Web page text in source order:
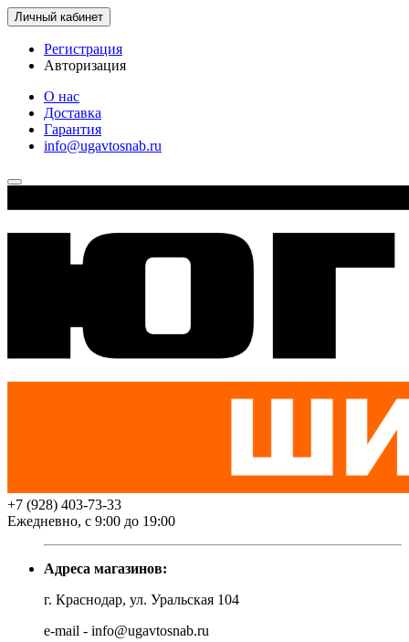
Личный кабинет
Регистрация
Авторизация
О нас
Доставка
Гарантия
info@ugavtosnab.ru
+7 (928) 403-73-33
Ежедневно, с 9:00 до 19:00
Адреса магазинов:
г. Краснодар, ул. Уральская 104
e-mail - info@ugavtosnab.ru